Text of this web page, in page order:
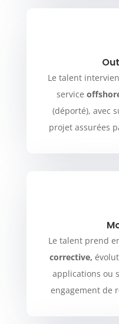
Le talent
service
(déporté), avec
projet assurées
Le talent prend
corrective,
applications ou
engagement de